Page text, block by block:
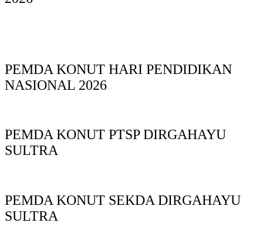
PEMDA KONUT HARI PENDIDIKAN
NASIONAL 2026
PEMDA KONUT PTSP DIRGAHAYU
SULTRA
PEMDA KONUT SEKDA DIRGAHAYU
SULTRA